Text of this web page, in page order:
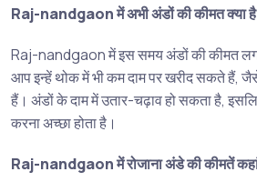
Raj-nandgaon में अभी अंडों की कीमत क्या
Raj-nandgaon में इस समय अंडों की कीमत
आप इन्हें थोक में भी कम दाम पर खरीद सकते हैं,
हैं। अंडों के दाम में उतार-चढ़ाव हो सकता है,
करना अच्छा होता है।
Raj-nandgaon में रोजाना अंडे की कीमतें